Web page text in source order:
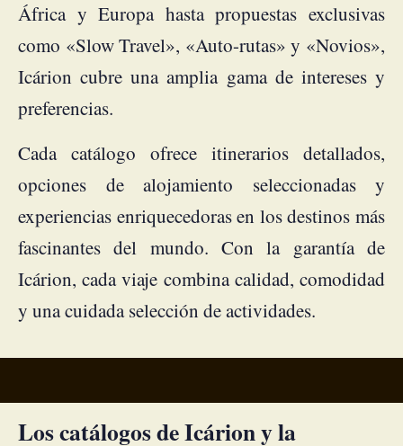
África y Europa hasta propuestas exclusivas
como «Slow Travel», «Auto-rutas» y «Novios»,
Icárion cubre una amplia gama de intereses y
preferencias.
Cada catálogo ofrece itinerarios detallados,
opciones de alojamiento seleccionadas y
experiencias enriquecedoras en los destinos más
fascinantes del mundo. Con la garantía de
Icárion, cada viaje combina calidad, comodidad
y una cuidada selección de actividades.
Los catálogos de Icárion y la